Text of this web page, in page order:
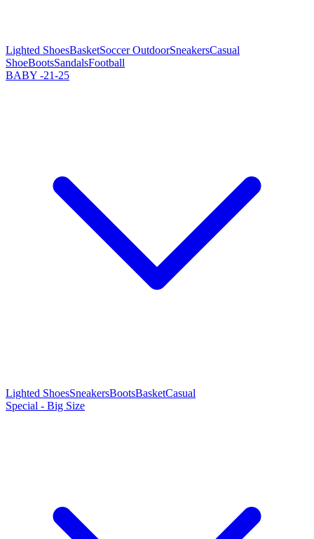
Lighted ShoesBasketSoccer OutdoorSneakersCasual
ShoeBootsSandalsFootball
BABY -21-25
Lighted ShoesSneakersBootsBasketCasual
Special - Big Size